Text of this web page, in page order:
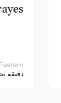
38 دقيقة